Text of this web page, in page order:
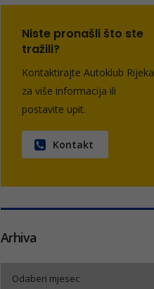
Niste pronašli što ste
tražili?
Kontaktirajte Autoklub Rijeka
za više informacija ili
postavite upit.
Kontakt
Arhiva
Odaberi mjesec